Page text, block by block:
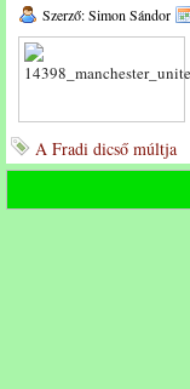
Szerző: Simon Sándor
A Fradi dicső múltja